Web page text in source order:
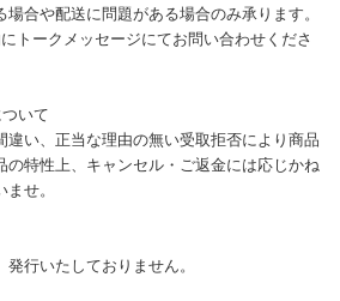
合や配送に問題がある場合のみ承ります。
トークメッセージにてお問い合わせくださ
いて
違い、正当な理由の無い受取拒否により商品
の特性上、キャンセル・ご返金には応じかね
せ。
発行いたしておりません。